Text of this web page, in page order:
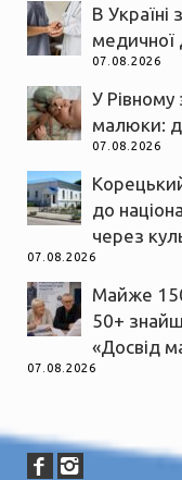
В Україні
медичної
07.08.2026
У Рівному
малюки:
07.08.2026
до
через
07.08.2026
Майже
50+
«Досвід
07.08.2026